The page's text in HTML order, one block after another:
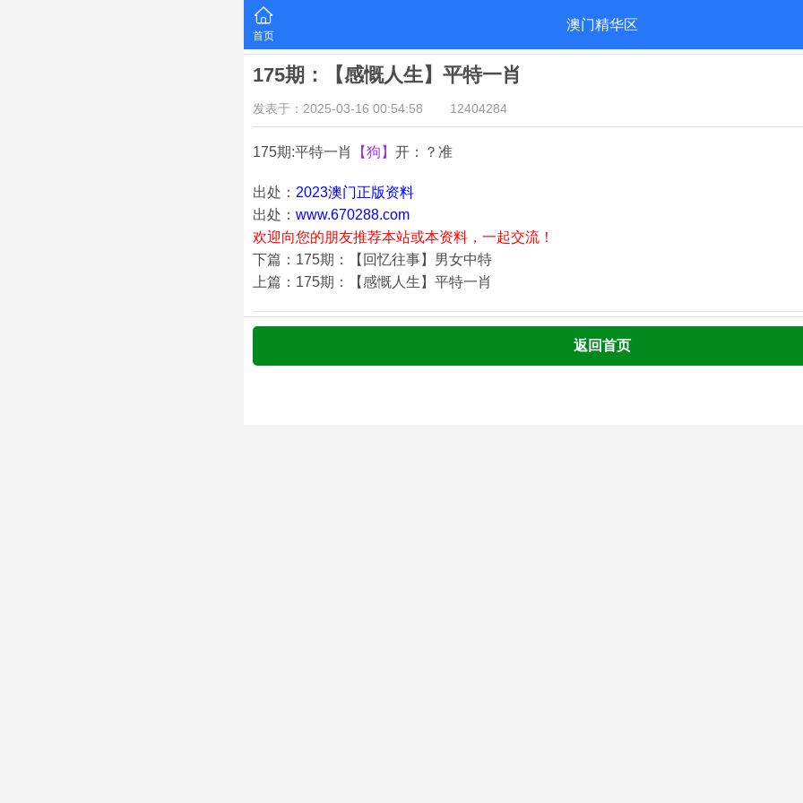
首页
澳门精华区
175期：【感慨人生】平特一肖
发表于：2025-03-16 00:54:58 12404284
175期:平特一肖 【狗】 开：？准
出处： 2023澳门正版资料
出处： www.670288.com
欢迎向您的朋友推荐本站或本资料，一起交流！
下篇：175期：【回忆往事】男女中特
上篇：175期：【感慨人生】平特一肖
返回首页